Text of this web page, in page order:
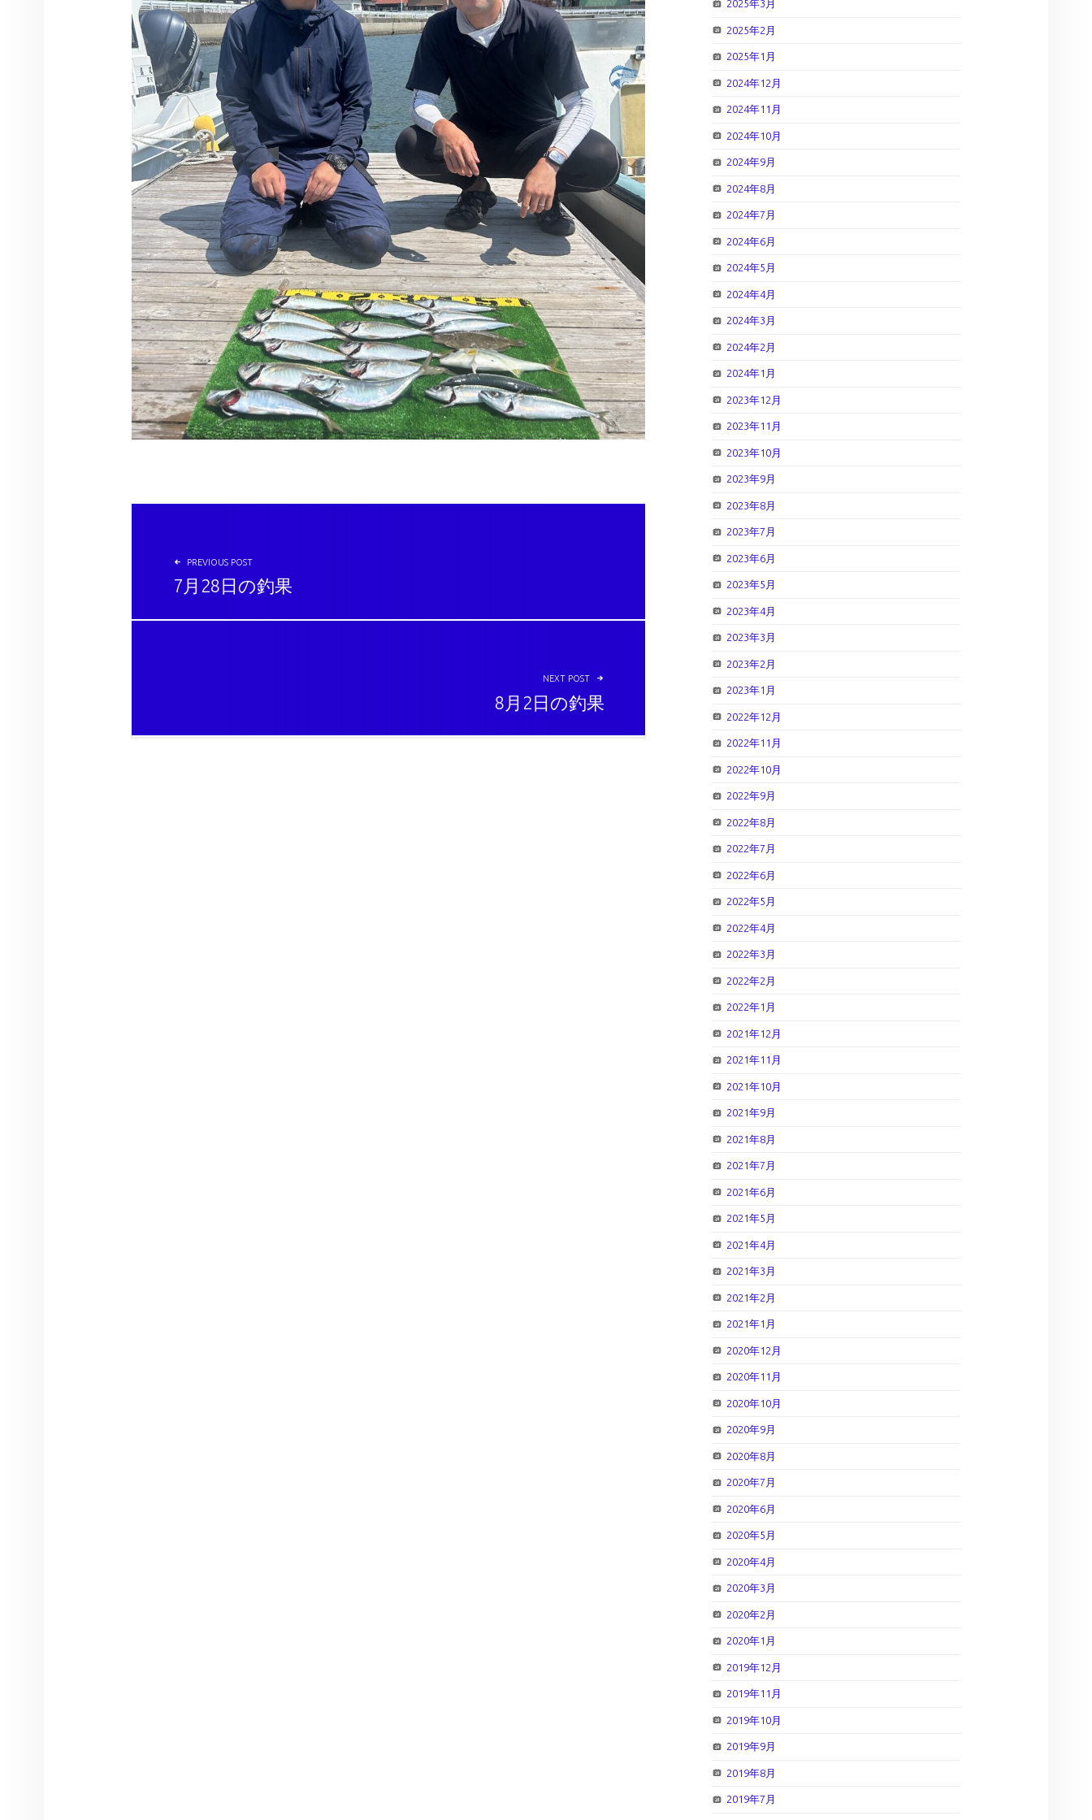
投稿ナビゲーション
PREVIOUS POST
7月28日の釣果
NEXT POST
8月2日の釣果
2025年3月
2025年2月
2025年1月
2024年12月
2024年11月
2024年10月
2024年9月
2024年8月
2024年7月
2024年6月
2024年5月
2024年4月
2024年3月
2024年2月
2024年1月
2023年12月
2023年11月
2023年10月
2023年9月
2023年8月
2023年7月
2023年6月
2023年5月
2023年4月
2023年3月
2023年2月
2023年1月
2022年12月
2022年11月
2022年10月
2022年9月
2022年8月
2022年7月
2022年6月
2022年5月
2022年4月
2022年3月
2022年2月
2022年1月
2021年12月
2021年11月
2021年10月
2021年9月
2021年8月
2021年7月
2021年6月
2021年5月
2021年4月
2021年3月
2021年2月
2021年1月
2020年12月
2020年11月
2020年10月
2020年9月
2020年8月
2020年7月
2020年6月
2020年5月
2020年4月
2020年3月
2020年2月
2020年1月
2019年12月
2019年11月
2019年10月
2019年9月
2019年8月
2019年7月